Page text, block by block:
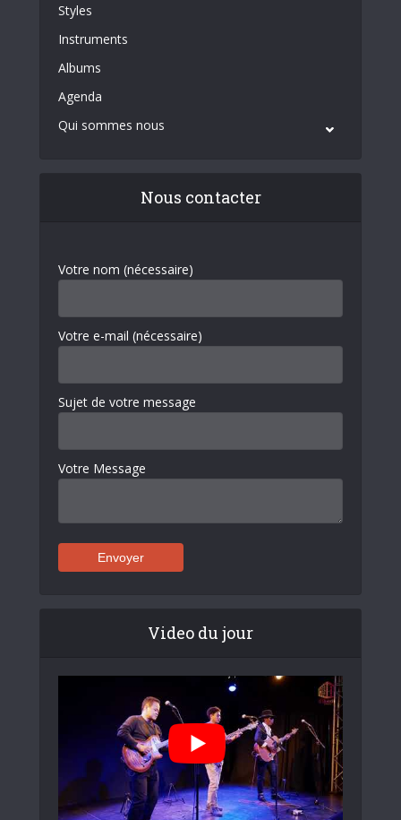
Styles
Instruments
Albums
Agenda
Qui sommes nous
Nous contacter
Votre nom (nécessaire)
Votre e-mail (nécessaire)
Sujet de votre message
Votre Message
Video du jour